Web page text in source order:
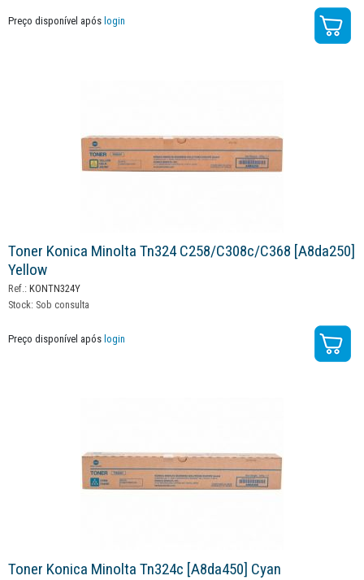
Preço disponível após login
Toner Konica Minolta Tn324 C258/c308c/c368 [a8da250]
Yellow
Ref.: KONTN324Y
Stock: Sob consulta
Preço disponível após login
Toner Konica Minolta Tn324c [a8da450] Cyan